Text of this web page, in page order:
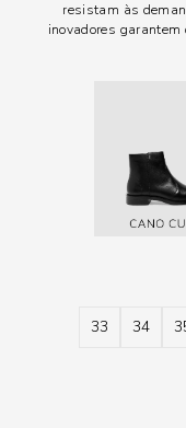
resistam às
inovadores garantem
33 34